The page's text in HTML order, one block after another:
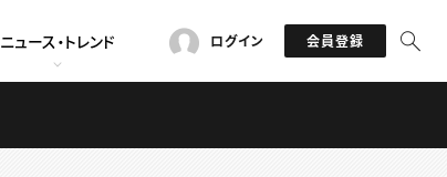
ニュース・トレンド ログイン 会員登録